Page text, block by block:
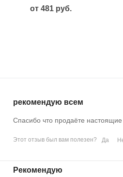
от 481 руб.
рекомендую всем
Спасибо что продаёте
Этот отзыв был вам полезен? Да
Рекомендую